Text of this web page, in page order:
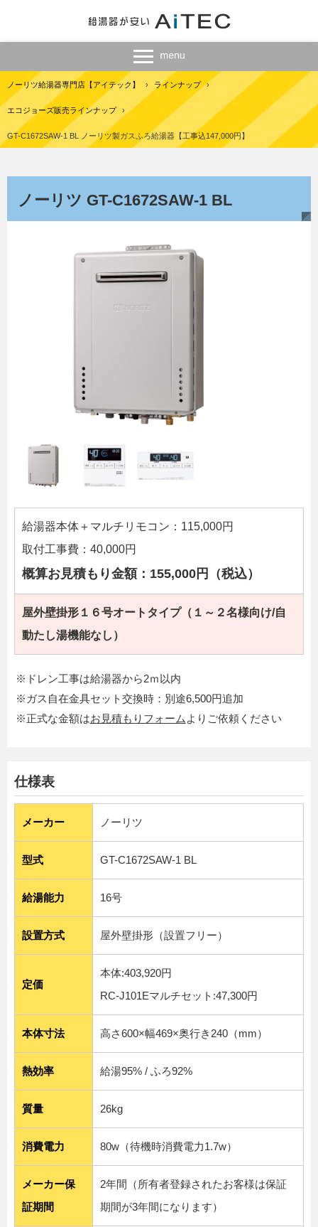
ノーリツ給湯器専門店【アイテック】 › ラインナップ ›
エコジョーズ販売ラインナップ ›
GT-C1672SAW-1 BL ノーリツ製ガスふろ給湯器【工事込147,000円】
ノーリツ GT-C1672SAW-1 BL
給湯器本体＋マルチリモコン：115,000円
取付工事費：40,000円
概算お見積もり金額：155,000円（税込）
屋外壁掛形１６号オートタイプ（１～２名様向け/自
動たし湯機能なし）
※ドレン工事は給湯器から2ｍ以内
※ガス自在金具セット交換時：別途6,500円追加
※正式な金額はお見積もりフォーム よりご依頼ください
仕様表
メーカー ノーリツ
型式 GT-C1672SAW-1 BL
給湯能力 16号
設置方式 屋外壁掛形（設置フリー）
定価
本体:403,920円
RC-J101Eマルチセット:47,300円
本体寸法 高さ600×幅469×奥行き240（mm）
熱効率 給湯95% / ふろ92%
質量 26kg
消費電力 80w（待機時消費電力1.7w）
メーカー保
証期間
2年間（所有者登録されたお客様は保証
期間が3年間になります）